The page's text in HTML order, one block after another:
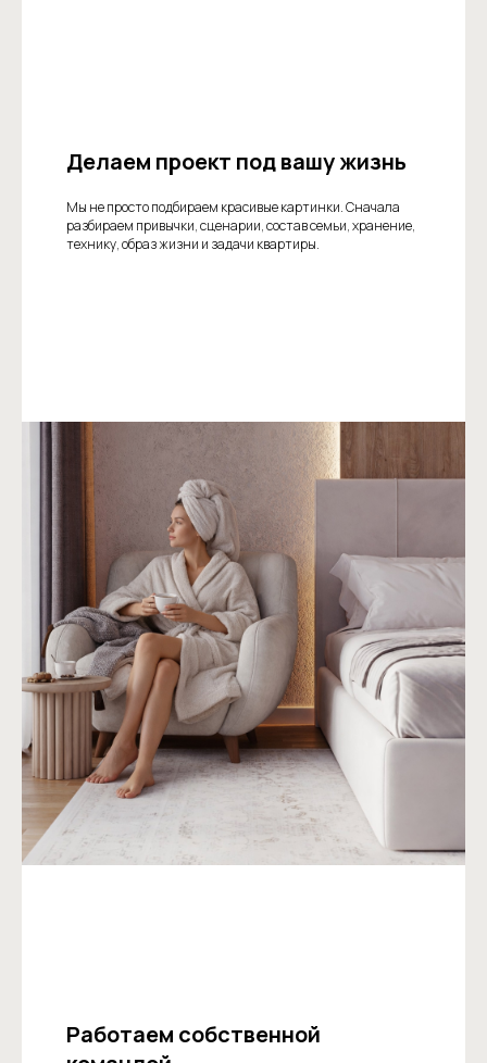
Делаем проект под вашу жизнь
Мы не просто подбираем красивые картинки. Сначала
разбираем привычки, сценарии, состав семьи, хранение,
технику, образ жизни и задачи квартиры.
Работаем собственной